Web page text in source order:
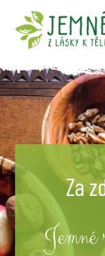
Za